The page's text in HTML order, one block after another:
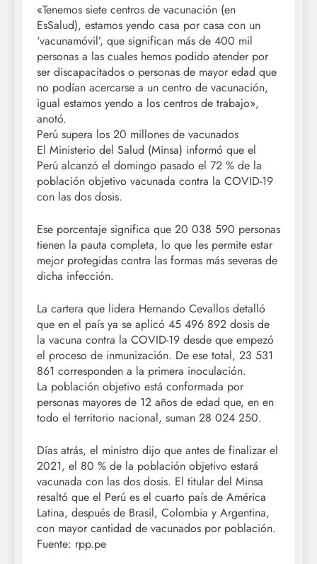
«Tenemos siete centros de vacunación (en
EsSalud), estamos yendo casa por casa con un
‘vacunamóvil’, que significan más de 400 mil
personas a las cuales hemos podido atender por
ser discapacitados o personas de mayor edad que
no podían acercarse a un centro de vacunación,
igual estamos yendo a los centros de trabajo»,
anotó.
Perú supera los 20 millones de vacunados
El Ministerio del Salud (Minsa) informó que el
Perú alcanzó el domingo pasado el 72 % de la
población objetivo vacunada contra la COVID-19
con las dos dosis.
Ese porcentaje significa que 20 038 590 personas
tienen la pauta completa, lo que les permite estar
mejor protegidas contra las formas más severas de
dicha infección.
La cartera que lidera Hernando Cevallos detalló
que en el país ya se aplicó 45 496 892 dosis de
la vacuna contra la COVID-19 desde que empezó
el proceso de inmunización. De ese total, 23 531
861 corresponden a la primera inoculación.
La población objetivo está conformada por
personas mayores de 12 años de edad que, en en
todo el territorio nacional, suman 28 024 250.
Días atrás, el ministro dijo que antes de finalizar el
2021, el 80 % de la población objetivo estará
vacunada con las dos dosis. El titular del Minsa
resaltó que el Perú es el cuarto país de América
Latina, después de Brasil, Colombia y Argentina,
con mayor cantidad de vacunados por población.
Fuente: rpp.pe